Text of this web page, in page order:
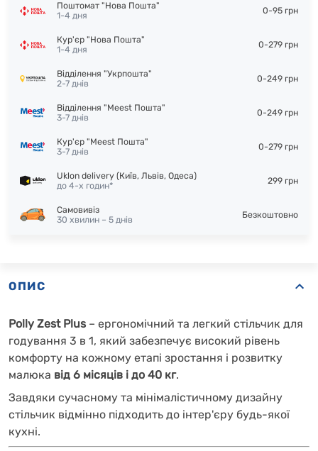
Поштомат "Нова Пошта"
1-4 дня
0-95 грн
Кур'єр "Нова Пошта"
1-4 дня
0-279 грн
Відділення "Укрпошта"
2-7 днів
0-249 грн
Відділення "Meest Пошта"
3-7 днів
0-249 грн
Кур'єр "Meest Пошта"
3-7 днів
0-279 грн
Uklon delivery (Київ, Львів, Одеса)
до 4-х годин*
299 грн
Самовивіз
30 хвилин – 5 днів
Безкоштовно
ОПИС
Polly Zest Plus – ергономічний та легкий стільчик для
годування 3 в 1, який забезпечує високий рівень
комфорту на кожному етапі зростання і розвитку
малюка від 6 місяців і до 40 кг.
Завдяки сучасному та мінімалістичному дизайну
стільчик відмінно підходить до інтер'єру будь-якої
кухні.